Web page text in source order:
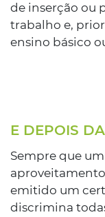
de inserção ou
trabalho e,
ensino básico
E DEPOIS
Sempre que
emitido um
discrimina